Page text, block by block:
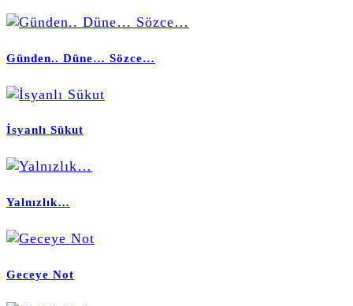
Günden.. Düne… Sözce…
İsyanlı Sükut
Yalnızlık…
Geceye Not